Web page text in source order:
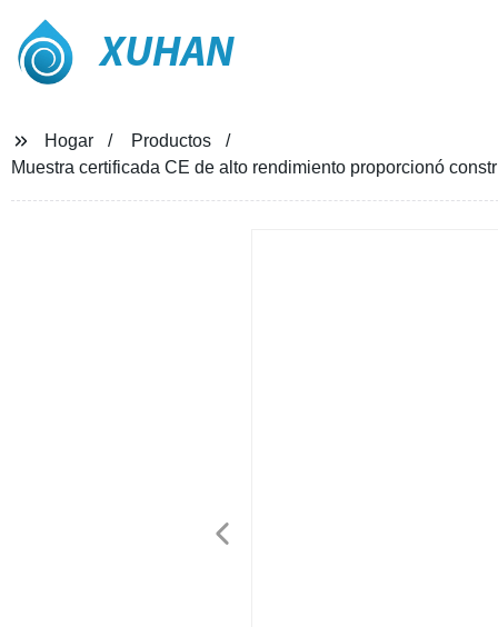
XUHAN
Hogar
Productos
Muestra certificada CE de alto rendimiento proporcionó